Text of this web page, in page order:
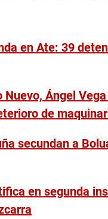
en Ate: 39
Ángel
de
secundan a
en segunda